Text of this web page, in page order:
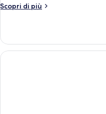
da
Scopri di più
Altri
1
camera
da